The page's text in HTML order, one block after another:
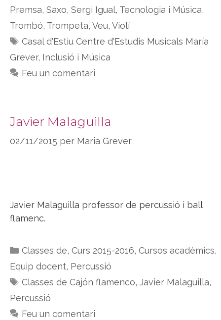
Premsa, Saxo, Sergi Igual, Tecnologia i Música,
Trombó, Trompeta, Veu, Violí
Etiquetes
Casal d'Estiu Centre d'Estudis Musicals María
Grever, Inclusió i Música
Feu un comentari
Javier Malaguilla
02/11/2015 per Maria Grever
Javier Malaguilla professor de percussió i ball
flamenc.
Categories
Classes de, Curs 2015-2016, Cursos acadèmics,
Equip docent, Percussió
Etiquetes
Classes de Cajón flamenco, Javier Malaguilla,
Percussió
Feu un comentari